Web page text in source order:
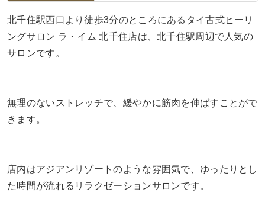
北千住駅西口より徒歩3分のところにあるタイ古式ヒーリ
ングサロン ラ・イム 北千住店は、北千住駅周辺で人気の
サロンです。
無理のないストレッチで、緩やかに筋肉を伸ばすことがで
きます。
店内はアジアンリゾートのような雰囲気で、ゆったりとし
た時間が流れるリラクゼーションサロンです。